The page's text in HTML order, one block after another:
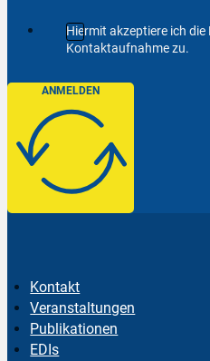
Hiermit akzeptiere ich
Kontaktaufnahme zu.
ANMELDEN
Kontakt
Veranstaltungen
Publikationen
EDIs